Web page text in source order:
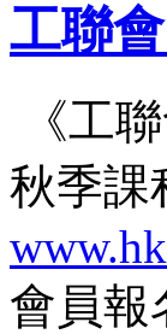
工聯會
《工
秋季課
會員報